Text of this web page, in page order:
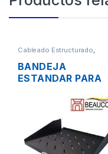
Cableado Estructurado,
Metalmecánicos
BANDEJA
ESTANDAR PARA
BEAUCOUP I-1101